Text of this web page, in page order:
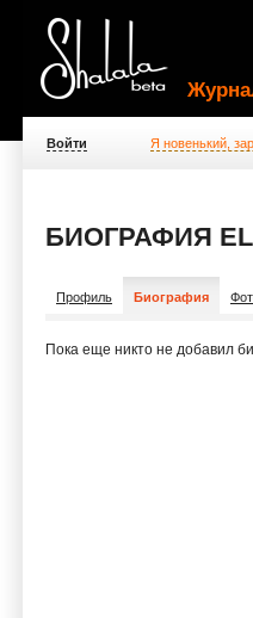
Войти Я новенький,
БИОГРАФИЯ
Профиль Биография
Пока еще никто не добавил